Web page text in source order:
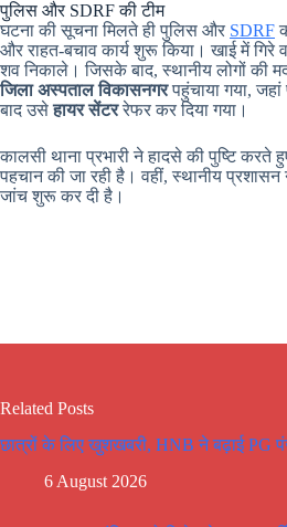
पुलिस और SDRF की टीम
घटना की सूचना मिलते ही पुलिस और SDRF
और राहत-बचाव कार्य शुरू किया। खाई में गिरे
शव निकाले। जिसके बाद, स्थानीय लोगों की
जिला अस्पताल विकासनगरपहुंचाया गया,
बाद उसेहायर सेंटररेफर कर दिया गया।
कालसी थाना प्रभारी ने हादसे की पुष्टि करते
पहचान की जा रही है। वहीं, स्थानीय प्रशासन
जांच शुरू कर दी है।
Related Posts
छात्रों के लिए खुशखबरी, HNB ने बढ़ाई PG
6 August 2026